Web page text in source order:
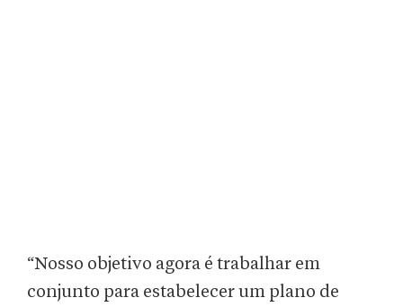
“Nosso objetivo agora é trabalhar em
conjunto para estabelecer um plano de